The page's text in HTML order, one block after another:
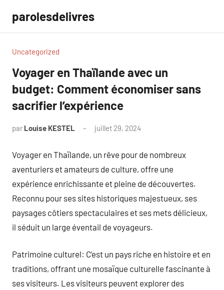
contenu
parolesdelivres
Uncategorized
Voyager en Thaïlande avec un
budget: Comment économiser sans
sacrifier l’expérience
par Louise KESTEL juillet 29, 2024
Voyager en Thaïlande, un rêve pour de nombreux
aventuriers et amateurs de culture, offre une
expérience enrichissante et pleine de découvertes.
Reconnu pour ses sites historiques majestueux, ses
paysages côtiers spectaculaires et ses mets délicieux,
il séduit un large éventail de voyageurs.
Patrimoine culturel: C’est un pays riche en histoire et en
traditions, offrant une mosaïque culturelle fascinante à
ses visiteurs. Les visiteurs peuvent explorer des